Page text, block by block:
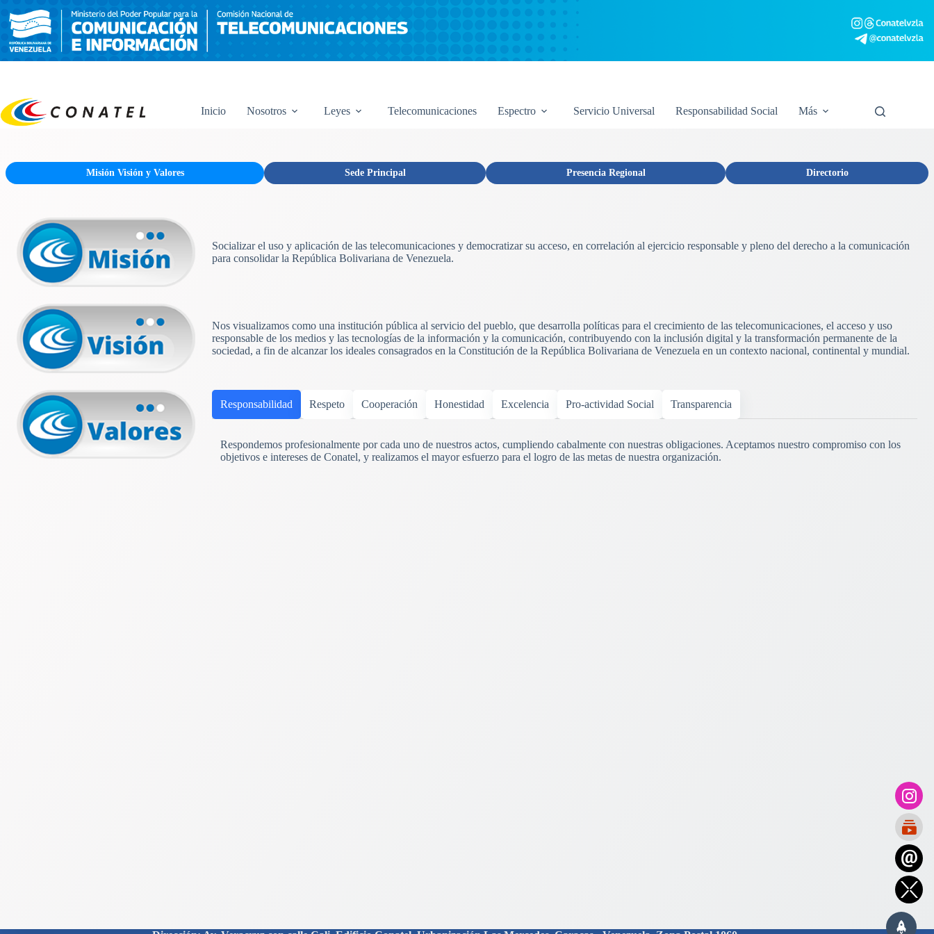
contenido
Inicio Nosotros Leyes Telecomunicaciones Espectro Servicio Universal Responsabilidad Social Más
Misión Visión y Valores Sede Principal Presencia Regional Directorio
Socializar el uso y aplicación de las telecomunicaciones y democratizar su acceso, en correlación al ejercicio responsable y pleno del derecho a la comunicación
para consolidar la República Bolivariana de Venezuela.
Nos visualizamos como una institución pública al servicio del pueblo, que desarrolla políticas para el crecimiento de las telecomunicaciones, el acceso y uso
responsable de los medios y las tecnologías de la información y la comunicación, contribuyendo con la inclusión digital y la transformación permanente de la
sociedad, a fin de alcanzar los ideales consagrados en la Constitución de la República Bolivariana de Venezuela en un contexto nacional, continental y mundial.
Responsabilidad Respeto Cooperación Honestidad Excelencia Pro-actividad Social Transparencia
Respondemos profesionalmente por cada uno de nuestros actos, cumpliendo cabalmente con nuestras obligaciones. Aceptamos nuestro compromiso con los
objetivos e intereses de Conatel, y realizamos el mayor esfuerzo para el logro de las metas de nuestra organización.